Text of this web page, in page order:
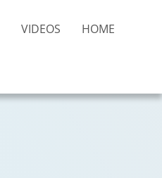
VIDEOS HOME